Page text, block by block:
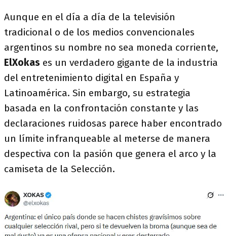
Aunque en el día a día de la televisión
tradicional o de los medios convencionales
argentinos su nombre no sea moneda corriente,
ElXokas es un verdadero gigante de la industria
del entretenimiento digital en España y
Latinoamérica. Sin embargo, su estrategia
basada en la confrontación constante y las
declaraciones ruidosas parece haber encontrado
un límite infranqueable al meterse de manera
despectiva con la pasión que genera el arco y la
camiseta de la Selección.